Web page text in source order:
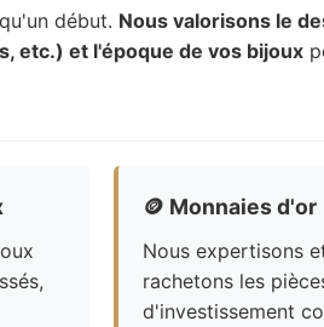
début. Nous valorisons le
etc.) et l'époque de vos bijoux
🪙 Monnaies d'or
Nous expertisons
rachetons les
d'investissement